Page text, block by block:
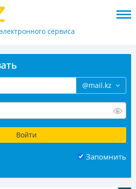
электронного сервиса
@mail.kz
Запомнить